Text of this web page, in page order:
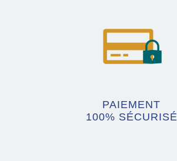
PAIEMENT
100% SÉCURISÉ